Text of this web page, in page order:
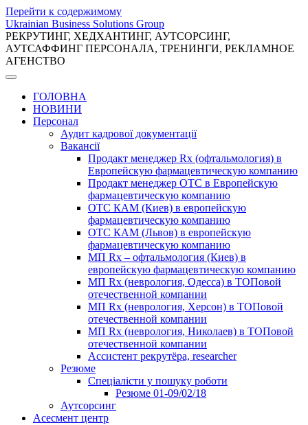
Перейти к содержимому
Ukrainian Business Solutions Group
РЕКРУТИНГ, ХЕДХАНТИНГ, АУТСОРСИНГ,
АУТСАФФИНГ ПЕРСОНАЛА, ТРЕНИНГИ, РЕКЛАМНОЕ
АГЕНСТВО
ГОЛОВНА
НОВИНИ
Персонал
Аудит кадрової документації
Вакансії
Продакт менеджер Rx (офтальмология) в
Европейскую фармацевтическую компанию
Продакт менеджер ОТС в Европейскую
фармацевтическую компанию
ОТС КАМ (Киев) в европейскую
фармацевтическую компанию
ОТС КАМ (Львов) в европейскую
фармацевтическую компанию
МП Rx – офтальмология (Киев) в
европейскую фармацевтическую компанию
МП Rx (неврология, Одесса) в ТОПовой
отечественной компании
МП Rx (неврология, Херсон) в ТОПовой
отечественной компании
МП Rx (неврология, Николаев) в ТОПовой
отечественной компании
Ассистент рекрутёра, researcher
Резюме
Cпеціалісти у пошуку роботи
Резюме 01-09/02/18
Аутсорсинг
Асесмент центр